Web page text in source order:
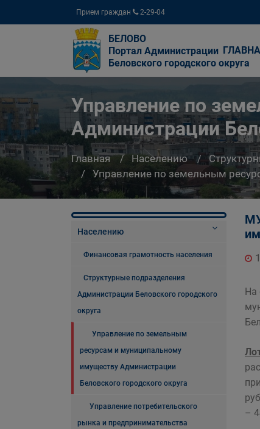
Прием граждан 2-29-04
БЕЛОВО
Портал Администрации
Беловского городского округа
Управление по
Администрации
Главная Населению
Управление по земельным
Населению
Финансовая грамотность населения
Структурные подразделения
Администрации Беловского городского
округа
Управление по земельным
ресурсам и муниципальному
имуществу Администрации
Беловского городского округа
Управление потребительского
рынка и предпринимательства
На
–